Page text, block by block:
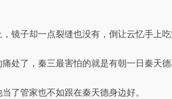
镜子却一点裂缝也没有，倒让云忆手上吃
处了，秦三最害怕的就是有朝一日秦天德
了管家也不如跟在秦天德身边好。